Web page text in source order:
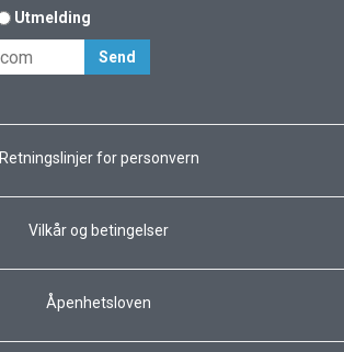
Utmelding
Retningslinjer for personvern
Vilkår og betingelser
Åpenhetsloven